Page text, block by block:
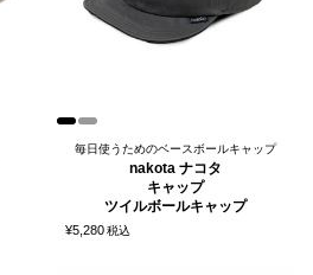
毎日使うためのベースボールキャップ
nakota ナコタ
キャップ
ツイルボールキャップ
¥5,280税込